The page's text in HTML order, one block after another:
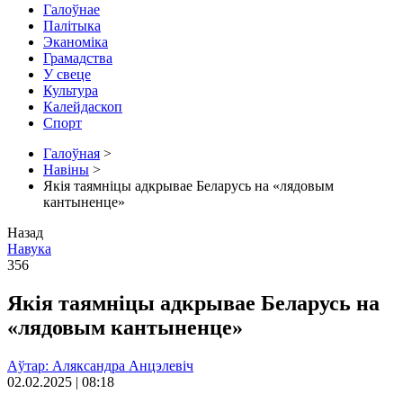
Галоўнае
Палітыка
Эканоміка
Грамадства
У свеце
Культура
Калейдаскоп
Спорт
Галоўная >
Навіны >
Якія таямніцы адкрывае Беларусь на «лядовым
кантыненце»
Назад
Навука
356
Якія таямніцы адкрывае Беларусь на
«лядовым кантыненце»
Аўтар: Аляксандра Анцэлевіч
02.02.2025 | 08:18